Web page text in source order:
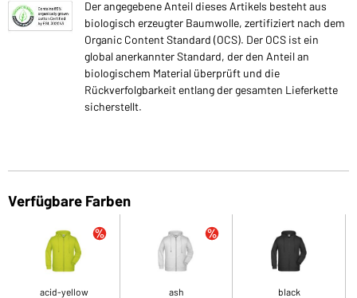
Der angegebene Anteil dieses Artikels besteht aus
biologisch erzeugter Baumwolle, zertifiziert nach dem
Organic Content Standard (OCS). Der OCS ist ein
global anerkannter Standard, der den Anteil an
biologischem Material überprüft und die
Rückverfolgbarkeit entlang der gesamten Lieferkette
sicherstellt.
Verfügbare Farben
acid-yellow ash black